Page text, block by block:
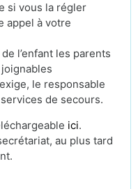
si vous la régler
appel à votre
l’enfant les parents
le responsable
de secours.
ici.
au plus tard